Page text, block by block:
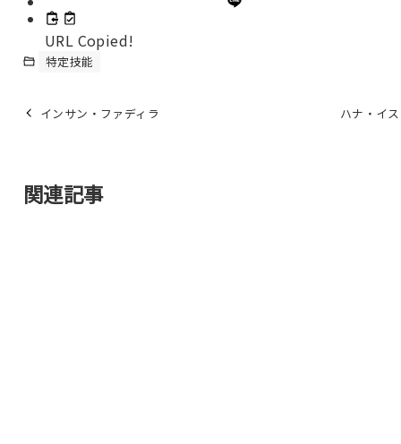
URL Copied!
特定技能
インサン・ファディラ ハナ・イ
関連記事